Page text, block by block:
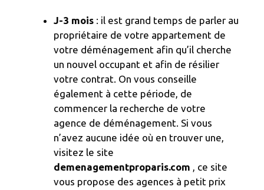
J-3 mois : il est grand temps de parler au
propriétaire de votre appartement de
votre déménagement afin qu’il cherche
un nouvel occupant et afin de résilier
votre contrat. On vous conseille
également à cette période, de
commencer la recherche de votre
agence de déménagement. Si vous
n’avez aucune idée où en trouver une,
visitez le site
demenagementproparis.com , ce site
vous propose des agences à petit prix